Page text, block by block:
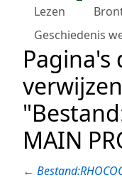
Lezen
Geschiedenis
Pagina's
MAIN
←